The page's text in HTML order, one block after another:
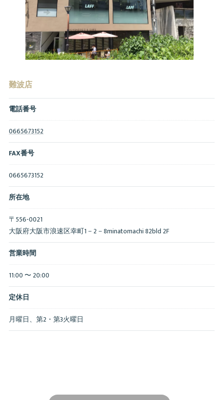
難波店
電話番号
0665673152
FAX番号
0665673152
所在地
〒556-0021
大阪府大阪市浪速区幸町1－2－8minatomachi 82bld 2F
営業時間
11:00 〜 20:00
定休日
月曜日、第2・第3火曜日